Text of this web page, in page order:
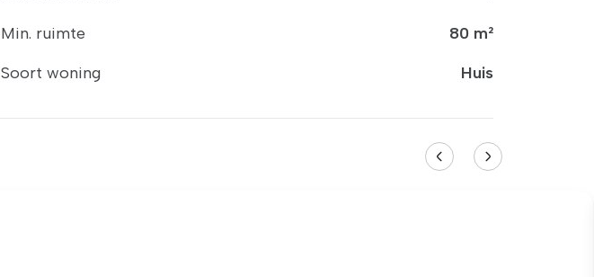
Min. ruimte
80 m²
Soort woning
Huis